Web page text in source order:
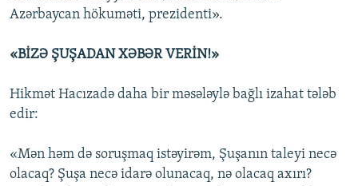
Azərbaycan hökuməti, prezidenti».
«BİZƏ ŞUŞADAN XƏBƏR VERİN!»
Hikmət Hacızadə daha bir məsələylə bağlı izahat tələb
edir:
«Mən həm də soruşmaq istəyirəm, Şuşanın taleyi necə
olacaq? Şuşa necə idarə olunacaq, nə olacaq axırı?